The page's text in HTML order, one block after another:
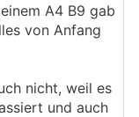
A4 B9 gab
von Anfang
nicht, weil es
und auch